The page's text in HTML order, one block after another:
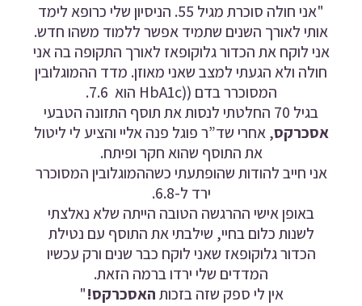
"אני חולה סוכרת מגיל 55. הניסיון שלי כרופא לימד
אותי לאורך השנים שתמיד אפשר ללמוד משהו חדש.
אני לוקח את הכדור גלוקופאז לאורך התקופה בה אני
חולה ולא הגעתי למצב שאני מאוזן. מדד ההמוגלובין
המסוכרר בדם ((HbA1c
הוא 7.6.
בגיל 70 החלטתי לנסות את תוסף התזונה הטבעי
אסכרקס, אחרי שד”ר פוגל פנה אליי והציע לי ליטול
את התוסף שהוא חקר ופיתח.
אני חייב להודות שהופתעתי כשההמוגלובין המסוכרר
ירד ל-6.8.
באופן אישי ההרגשה הטובה הייתה שלא נאלצתי
לשנות כלום בחיי, שילבתי את התוסף עם נטילת
הכדור גלוקופאז שאני לוקח כבר שנים ורק עכשיו
המדדים שלי ירדו ברמה הזאת.
אין לי ספק שזה בזכותהאסכרקס!"